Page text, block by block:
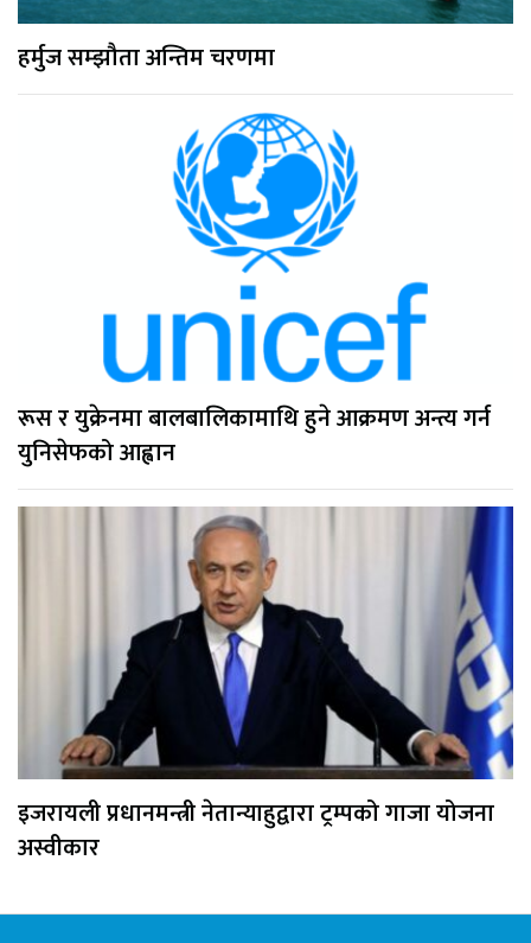
हर्मुज सम्झौता अन्तिम चरणमा
रूस र युक्रेनमा बालबालिकामाथि हुने आक्रमण अन्त्य गर्न
युनिसेफको आह्वान
इजरायली प्रधानमन्त्री नेतान्याहुद्वारा ट्रम्पको गाजा योजना
अस्वीकार